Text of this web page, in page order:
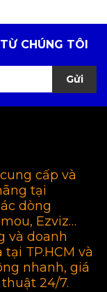
CHÚNG TÔI
Gửi
cấp và
tại
dòng
Ezviz…
và doanh
TP.HCM và
nhanh, giá
24/7.